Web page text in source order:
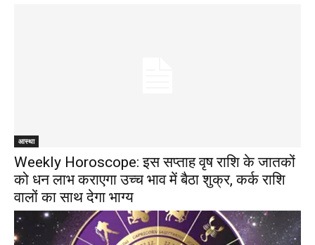
आस्था
Weekly Horoscope: इस सप्ताह वृष राशि के जातकों
को धन लाभ कराएगा उच्च भाव में बैठा शुक्र, कर्क राशि
वालों का साथ देगा भाग्य